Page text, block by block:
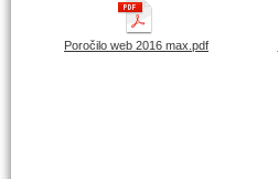
Poročilo web 2016 max.pdf